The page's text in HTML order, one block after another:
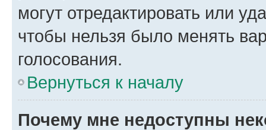
могут отредактировать или
чтобы нельзя было менять
голосования.
Вернуться к началу
Почему мне недоступны